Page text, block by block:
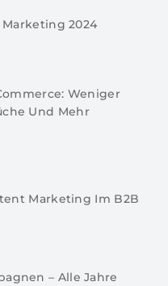
2024
Weniger
Und Mehr
Marketing Im B2B
– Alle Jahre